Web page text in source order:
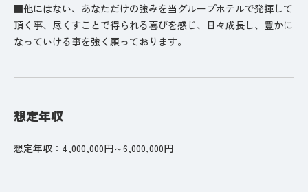
■他にはない、あなただけの強みを当グループホテルで発揮して
頂く事、尽くすことで得られる喜びを感じ、日々成長し、豊かに
なっていける事を強く願っております。
想定年収
想定年収：4,000,000円～6,000,000円